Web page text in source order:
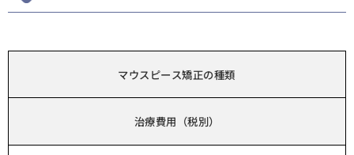
マウスピース矯正の種類
治療費用（税別）